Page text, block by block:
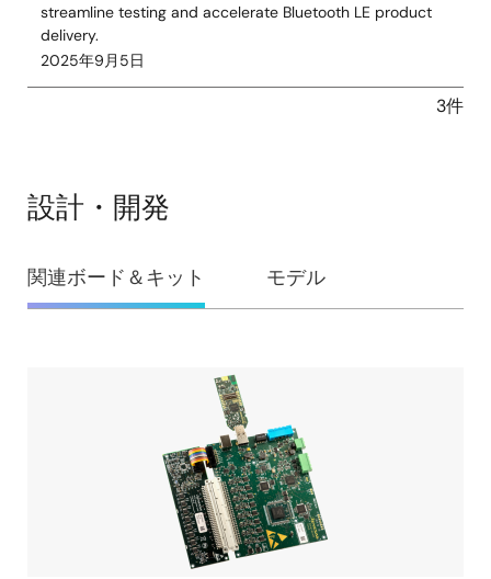
streamline testing and accelerate Bluetooth LE product
delivery.
2025年9月5日
3件
設計・開発
設
計・
関連ボード＆キット モデル